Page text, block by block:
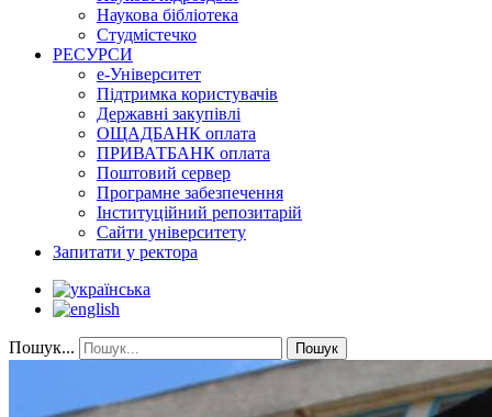
Наукова бібліотека
Студмістечко
РЕСУРСИ
е-Університет
Підтримка користувачів
Державні закупівлі
ОЩАДБАНК оплата
ПРИВАТБАНК оплата
Поштовий сервер
Програмне забезпечення
Інституційний репозитарій
Сайти університету
Запитати у ректора
Пошук... Пошук